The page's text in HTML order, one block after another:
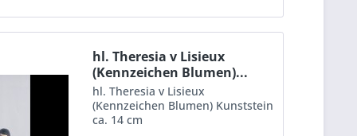
hl. Theresia v Lisieux
(Kennzeichen Blumen)...
hl. Theresia v Lisieux
(Kennzeichen Blumen) Kunststein
ca. 14 cm